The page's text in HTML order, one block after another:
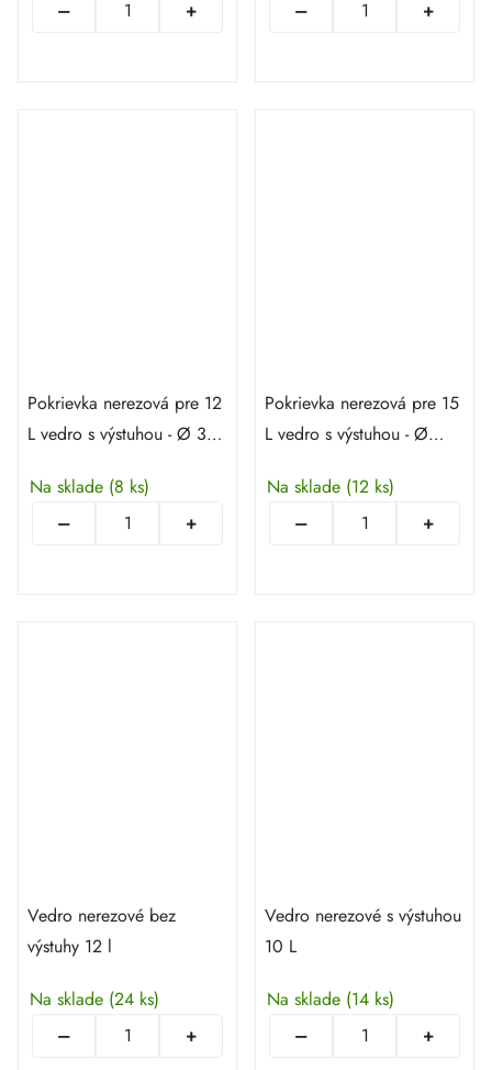
Pokrievka nerezová pre 12
L vedro s výstuhou - Ø 30
Na sklade (8 ks)
Pokrievka nerezová pre 15
L vedro s výstuhou - Ø
Na sklade (12 ks)
Vedro nerezové bez
výstuhy 12 l
Na sklade (24 ks)
Vedro nerezové s výstuhou
10 L
Na sklade (14 ks)